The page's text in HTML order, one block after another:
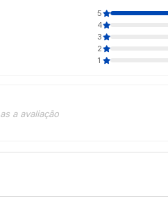
5
4
3
2
1
a avaliação